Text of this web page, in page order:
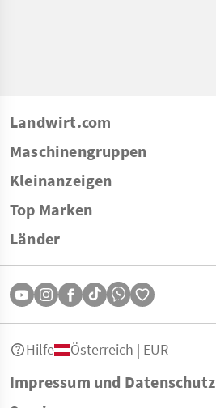
Landwirt.com
Maschinengruppen
Kleinanzeigen
Top Marken
Länder
Impressum und Datenschutz
Hilfe Österreich | EUR